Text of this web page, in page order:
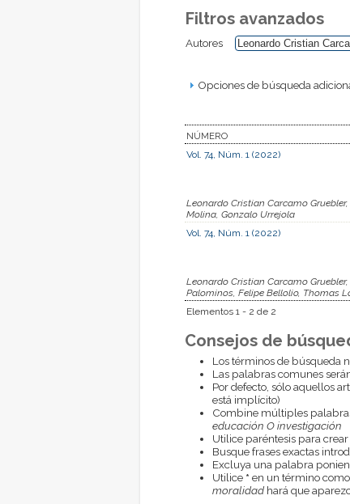
Filtros avanzados
Autores
Opciones de búsqueda
NÚMERO
Vol. 74, Núm. 1 (2022)
Leonardo Cristian Carcamo
Molina, Gonzalo Urrejola
Vol. 74, Núm. 1 (2022)
Leonardo Cristian Carcamo
Palominos, Felipe Bellolio, Thomas
Elementos 1 - 2 de 2
Consejos de
Los términos de búsqueda
Las palabras comunes
Por defecto, sólo aquellos
está implícito)
Combine múltiples
educación O investigación
Utilice paréntesis para
Busque frases exactas
Excluya una palabra
Utilice * en un término
moralidadhará que